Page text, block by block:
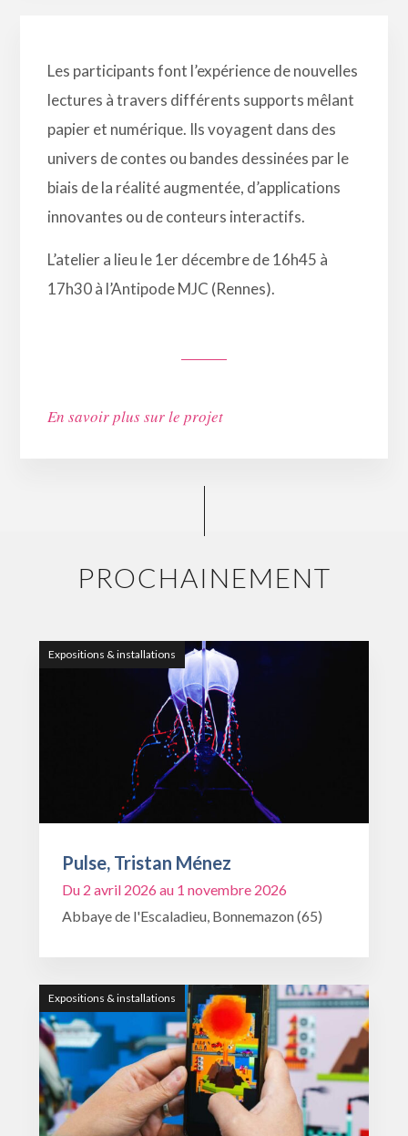
Les participants font l’expérience de nouvelles
lectures à travers différents supports mêlant
papier et numérique. Ils voyagent dans des
univers de contes ou bandes dessinées par le
biais de la réalité augmentée, d’applications
innovantes ou de conteurs interactifs.
L’atelier a lieu le 1er décembre de 16h45 à
17h30 à l’Antipode MJC (Rennes).
En savoir plus sur le projet
PROCHAINEMENT
Expositions & installations
Pulse, Tristan Ménez
Du 2 avril 2026 au 1 novembre 2026
Abbaye de l'Escaladieu, Bonnemazon (65)
Expositions & installations